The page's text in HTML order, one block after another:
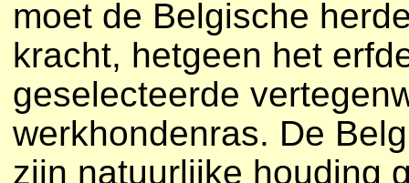
moet de Belgische
kracht, hetgeen het
geselecteerde
werkhondenras. De
zijn natuurlijke houding